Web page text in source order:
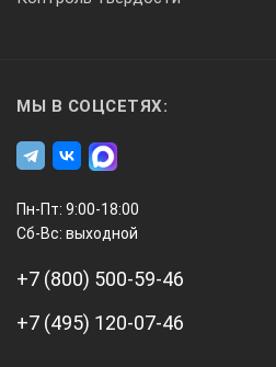
МЫ В СОЦСЕТЯХ:
Пн-Пт: 9:00-18:00
Сб-Вс: выходной
+7 (800) 500-59-46
+7 (495) 120-07-46